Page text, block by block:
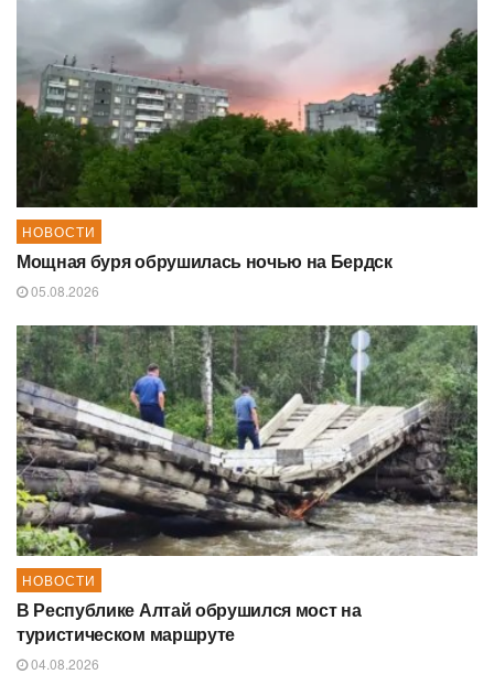
НОВОСТИ
Мощная буря обрушилась ночью на Бердск
05.08.2026
НОВОСТИ
В Республике Алтай обрушился мост на
туристическом маршруте
04.08.2026